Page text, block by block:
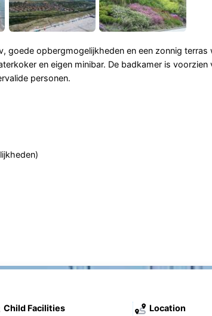
goede opbergmogelijkheden en een zonnig terras
en eigen minibar. De badkamer is voorzien
personen.
Child Facilities
Location